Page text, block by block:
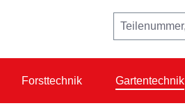
Forsttechnik Gartentechnik